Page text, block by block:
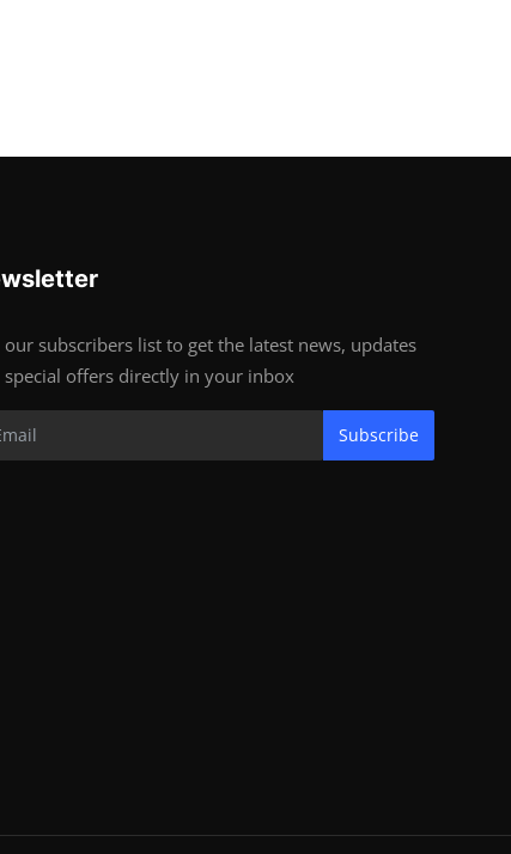
our subscribers list to get the latest news, updates
special offers directly in your inbox
Subscribe